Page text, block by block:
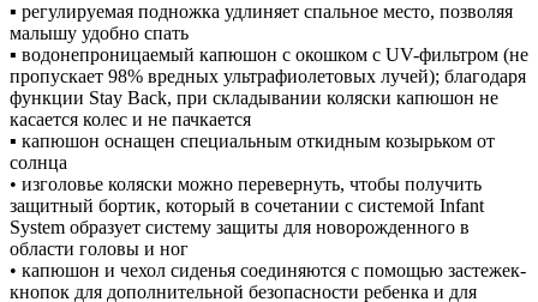
▪ регулируемая подножка удлиняет спальное место, позволяя
малышу удобно спать
▪ водонепроницаемый капюшон с окошком с UV-фильтром (не
пропускает 98% вредных ультрафиолетовых лучей); благодаря
функции Stay Back, при складывании коляски капюшон не
касается колес и не пачкается
▪ капюшон оснащен специальным откидным козырьком от
солнца
• изголовье коляски можно перевернуть, чтобы получить
защитный бортик, который в сочетании с системой Infant
System образует систему защиты для новорожденного в
области головы и ног
• капюшон и чехол сиденья соединяются с помощью застежек-
кнопок для дополнительной безопасности ребенка и для